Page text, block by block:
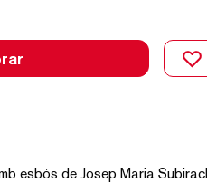
esbós de Josep Maria